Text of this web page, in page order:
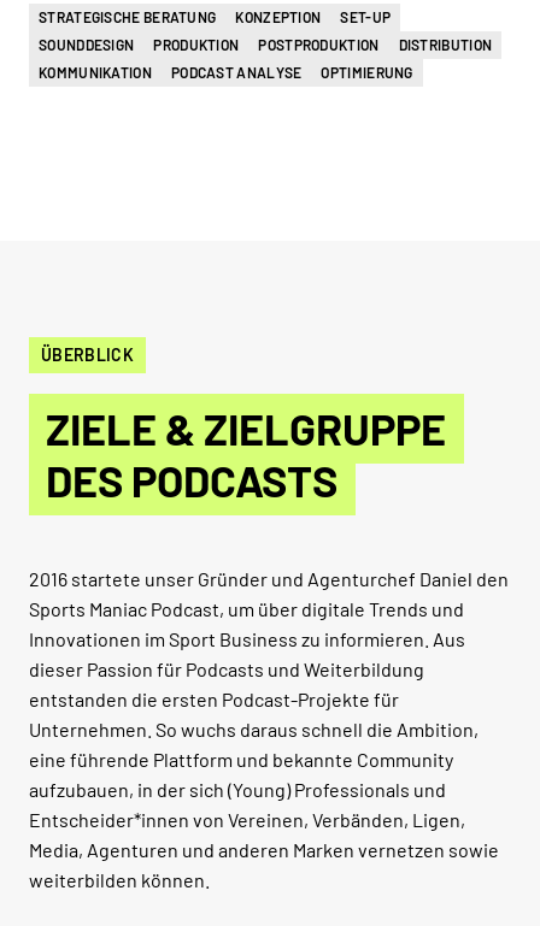
STRATEGISCHE BERATUNG KONZEPTION
SET-UP
SOUNDDESIGN
PRODUKTION POSTPRODUKTION
DISTRIBUTION
KOMMUNIKATION
PODCAST ANALYSE OPTIMIERUNG
ÜBERBLICK
ZIELE & ZIELGRUPPE
DES PODCASTS
2016 startete unser Gründer und Agenturchef Daniel den
Sports Maniac Podcast, um über digitale Trends und
Innovationen im Sport Business zu informieren. Aus
dieser Passion für Podcasts und Weiterbildung
entstanden die ersten Podcast-Projekte für
Unternehmen. So wuchs daraus schnell die Ambition,
eine führende Plattform und bekannte Community
aufzubauen, in der sich (Young) Professionals und
Entscheider*innen von Vereinen, Verbänden, Ligen,
Media, Agenturen und anderen Marken vernetzen sowie
weiterbilden können.